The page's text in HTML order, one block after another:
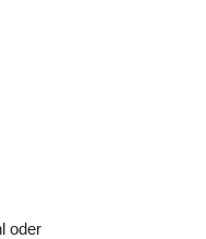
oder